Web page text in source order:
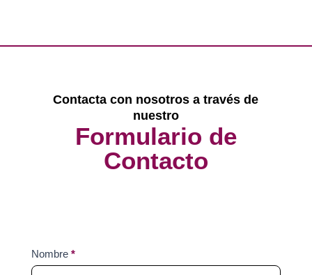
Contacta con nosotros a través de
nuestro
Formulario de
Contacto
Contact
Us
Nombre *